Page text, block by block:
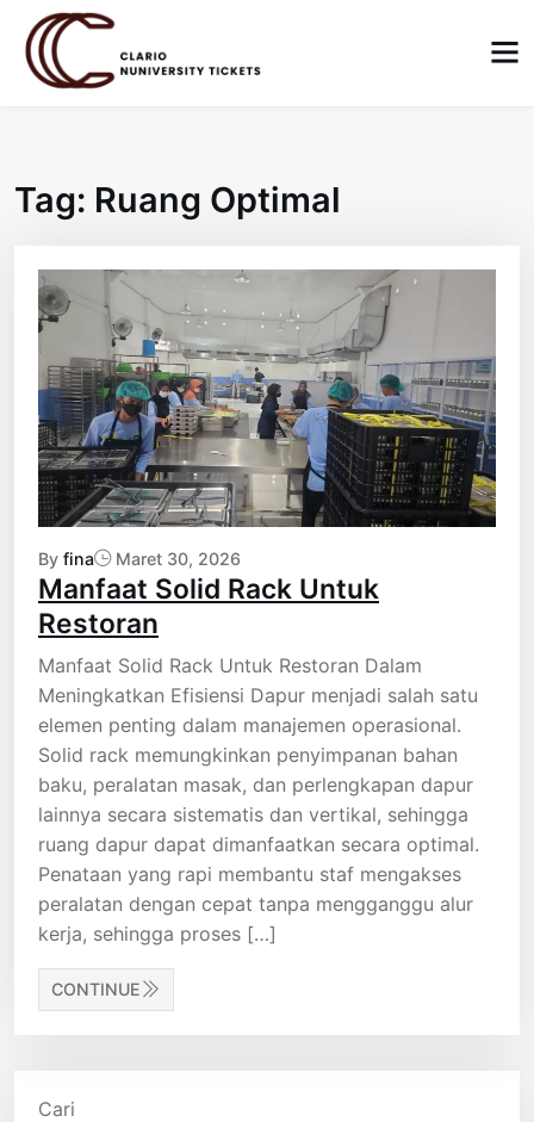
content
Tag: Ruang Optimal
By fina Maret 30, 2026
Manfaat Solid Rack Untuk
Restoran
Manfaat Solid Rack Untuk Restoran Dalam
Meningkatkan Efisiensi Dapur menjadi salah satu
elemen penting dalam manajemen operasional.
Solid rack memungkinkan penyimpanan bahan
baku, peralatan masak, dan perlengkapan dapur
lainnya secara sistematis dan vertikal, sehingga
ruang dapur dapat dimanfaatkan secara optimal.
Penataan yang rapi membantu staf mengakses
peralatan dengan cepat tanpa mengganggu alur
kerja, sehingga proses […]
CONTINUE
Cari